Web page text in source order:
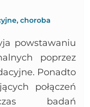
choroba
powstawaniu
poprzez
Ponadto
połączeń
badań